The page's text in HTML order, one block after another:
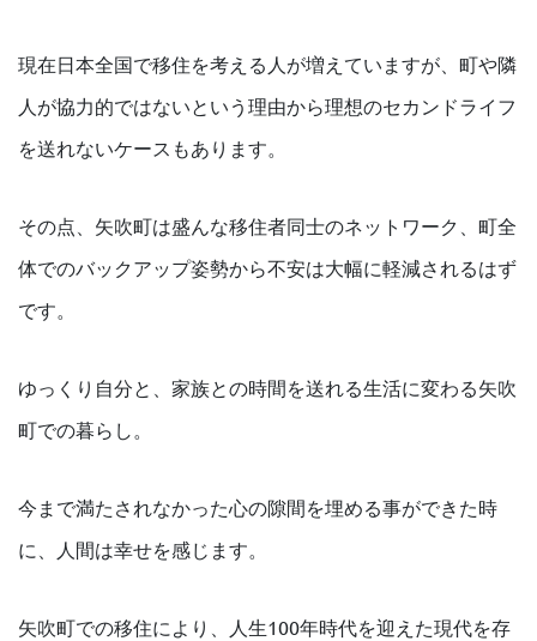
現在日本全国で移住を考える人が増えていますが、町や隣
人が協力的ではないという理由から理想のセカンドライフ
を送れないケースもあります。
その点、矢吹町は盛んな移住者同士のネットワーク、町全
体でのバックアップ姿勢から不安は大幅に軽減されるはず
です。
ゆっくり自分と、家族との時間を送れる生活に変わる矢吹
町での暮らし。
今まで満たされなかった心の隙間を埋める事ができた時
に、人間は幸せを感じます。
矢吹町での移住により、人生100年時代を迎えた現代を存